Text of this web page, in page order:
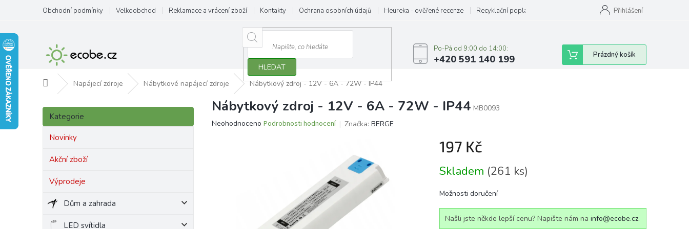
obsah
Obchodní podmínky Velkoobchod Reklamace a vrácení zboží Kontakty Ochrana osobních údajů Heureka - ověřené recenze Recyklační poplatky Přihlášení
HLEDAT
Po-Pá od 9:00 do 14:00:
+420 591 140 199
Nákupní
košík
Prázdný košík
Domů Napájecí zdroje Nábytkové napájecí zdroje Nábytkový zdroj - 12V - 6A - 72W - IP44
P
s
p
Přeskočit
kategorie
Kategorie
Novinky
Akční zboží
Výprodeje
Dům a zahrada
LED svítidla
Nábytkový zdroj - 12V - 6A - 72W - IP44 MB0093
Průměrné
Neohodnoceno Podrobnosti hodnocení Značka: BERGE
197 Kč
cena:
Skladem (261 ks)
Možnosti doručení
Našli jste někde lepší cenu? Napište nám na info@ecobe.cz.